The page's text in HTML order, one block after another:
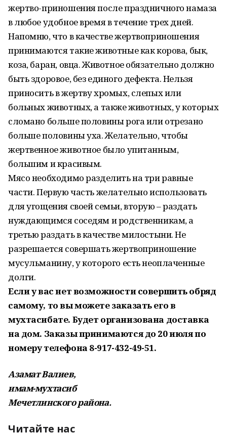
жертво-приношения после праздничного намаза
в любое удобное время в течение трех дней.
Напомню, что в качестве жертвоприношения
принимаются такие животные как корова, бык,
коза, баран, овца. Животное обязательно должно
быть здоровое, без единого дефекта. Нельзя
приносить в жертву хромых, слепых или
больных животных, а также животных, у которых
сломано больше половины рога или отрезано
больше половины уха. Желательно, чтобы
жертвенное животное было упитанным,
большим и красивым.
Мясо необходимо разделить на три равные
части. Первую часть желательно использовать
для угощения своей семьи, вторую – раздать
нуждающимся соседям и родственникам, а
третью раздать в качестве милостыни. Не
разрешается совершать жертвоприношение
мусульманину, у которого есть неоплаченные
долги.
Если у вас нет возможности совершить обряд
самому, то вы можете заказать его в
мухтасибате. Будет организована доставка
на дом. Заказы принимаются до 20 июля по
номеру телефона 8-917-432-49-51.
Азамат Валиев,
имам-мухтасиб
Мечетлинского района.
Читайте нас